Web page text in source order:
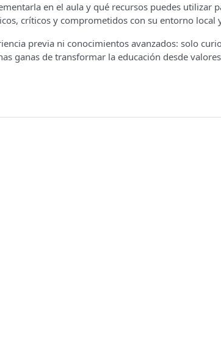
en el aula y qué recursos puedes utilizar
críticos y comprometidos con su entorno local
previa ni conocimientos avanzados: solo
ganas de transformar la educación desde